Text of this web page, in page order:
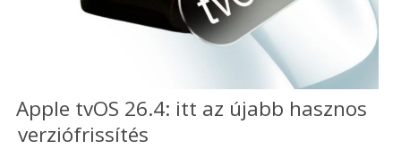
Apple tvOS 26.4: itt az újabb hasznos
verziófrissítés